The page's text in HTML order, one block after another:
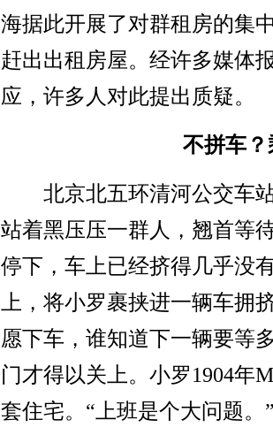
海据此开展了对群租房的集
赶出出租房屋。经许多媒体
应，许多人对此提出质疑。
不拼车
北京北五环清河公交车站
站着黑压压一群人，翘首等
停下，车上已经挤得几乎没
上，将小罗裹挟进一辆车拥
愿下车，谁知道下一辆要等
门才得以关上。小罗1904年
套住宅。“上班是个大问题。